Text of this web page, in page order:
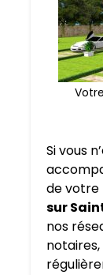
Si vous
de votre
sur
nos